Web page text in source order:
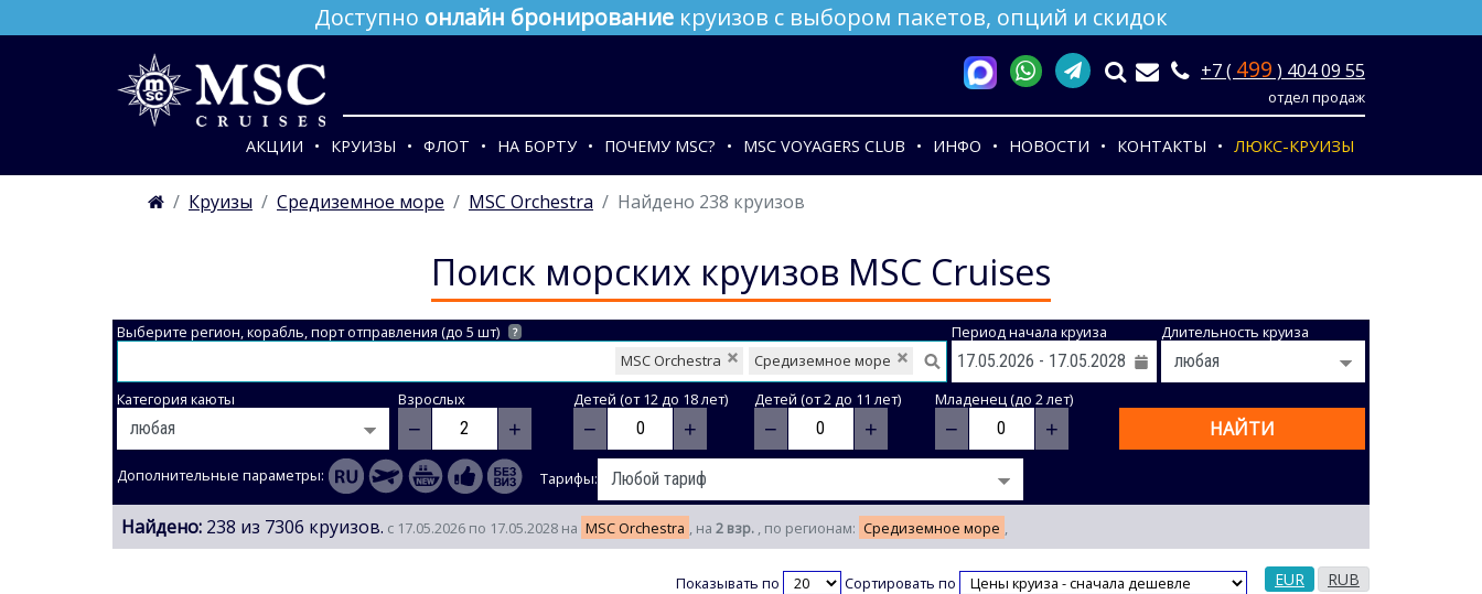
Доступно онлайн бронирование круизов с выбором пакетов, опций и скидок
+7 ( 499 ) 404 09 55
отдел продаж
АКЦИИ КРУИЗЫ ФЛОТ НА БОРТУ ПОЧЕМУ MSC? MSC VOYAGERS CLUB ИНФО НОВОСТИ КОНТАКТЫ ЛЮКС-КРУИЗЫ
Круизы Средиземное море MSC Orchestra Найдено 238 круизов
Поиск морских круизов MSC Cruises
Выберите регион, корабль, порт отправления (до 5 шт) ?
Средиземное море
MSC Orchestra
Период начала круиза Длительность круиза
Категория каюты Взрослых
− +
Детей (от 12 до 18 лет)
− +
Детей (от 2 до 11 лет)
− +
Младенец (до 2 лет)
− + НАЙТИ
Дополнительные параметры: Тарифы:
Найдено: 238 из 7306 круизов. с 17.05.2026 по 17.05.2028 на MSC Orchestra , на 2 взр. , по регионам: Средиземное море ,
Показывать по Сортировать по EUR RUB